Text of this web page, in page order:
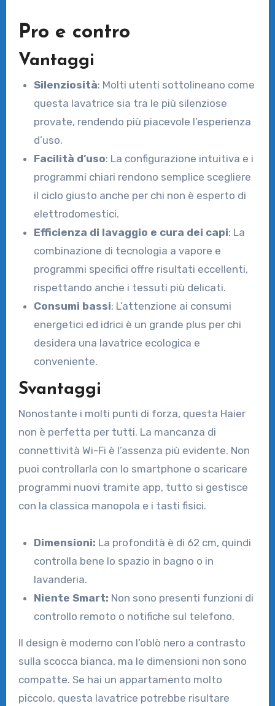
Pro e contro
Vantaggi
Silenziosità: Molti utenti sottolineano come
questa lavatrice sia tra le più silenziose
provate, rendendo più piacevole l’esperienza
d’uso.
Facilità d’uso: La configurazione intuitiva e i
programmi chiari rendono semplice scegliere
il ciclo giusto anche per chi non è esperto di
elettrodomestici.
Efficienza di lavaggio e cura dei capi: La
combinazione di tecnologia a vapore e
programmi specifici offre risultati eccellenti,
rispettando anche i tessuti più delicati.
Consumi bassi: L’attenzione ai consumi
energetici ed idrici è un grande plus per chi
desidera una lavatrice ecologica e
conveniente.
Svantaggi
Nonostante i molti punti di forza, questa Haier
non è perfetta per tutti. La mancanza di
connettività Wi-Fi è l’assenza più evidente. Non
puoi controllarla con lo smartphone o scaricare
programmi nuovi tramite app, tutto si gestisce
con la classica manopola e i tasti fisici.
Dimensioni: La profondità è di 62 cm, quindi
controlla bene lo spazio in bagno o in
lavanderia.
Niente Smart: Non sono presenti funzioni di
controllo remoto o notifiche sul telefono.
Il design è moderno con l’oblò nero a contrasto
sulla scocca bianca, ma le dimensioni non sono
compatte. Se hai un appartamento molto
piccolo, questa lavatrice potrebbe risultare